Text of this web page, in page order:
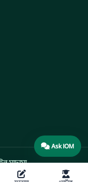
Ask IOM